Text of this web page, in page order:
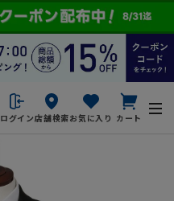
ログイン店舗検索お気に入り カート